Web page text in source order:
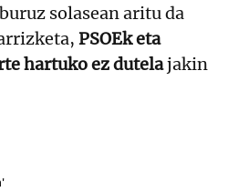
solasean aritu da
PSOEk eta
hartuko ez dutelajakin